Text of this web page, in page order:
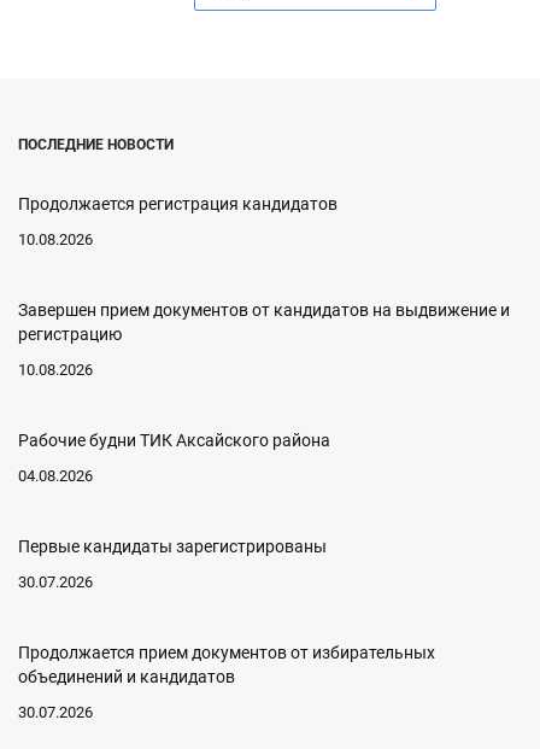
ПОСЛЕДНИЕ НОВОСТИ
Продолжается регистрация кандидатов
10.08.2026
Завершен прием документов от кандидатов на выдвижение и
регистрацию
10.08.2026
Рабочие будни ТИК Аксайского района
04.08.2026
Первые кандидаты зарегистрированы
30.07.2026
Продолжается прием документов от избирательных
объединений и кандидатов
30.07.2026